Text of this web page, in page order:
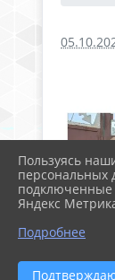
Пользуясь
персональных
подключенные
Яндекс
Подробнее